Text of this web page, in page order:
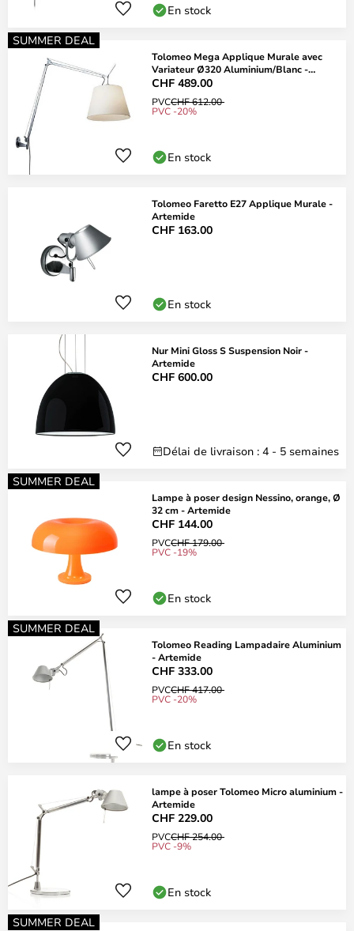
En stock
SUMMER DEAL
Tolomeo Mega Applique Murale avec
Variateur Ø320 Aluminium/Blanc -
Artemide
CHF 489.00
PVCCHF 612.00
PVC -20%
En stock
Tolomeo Faretto E27 Applique Murale -
Artemide
CHF 163.00
En stock
Nur Mini Gloss S Suspension Noir -
Artemide
CHF 600.00
Délai de livraison : 4 - 5 semaines
SUMMER DEAL
Lampe à poser design Nessino, orange, Ø
32 cm - Artemide
CHF 144.00
PVCCHF 179.00
PVC -19%
En stock
SUMMER DEAL
Tolomeo Reading Lampadaire Aluminium
- Artemide
CHF 333.00
PVCCHF 417.00
PVC -20%
En stock
lampe à poser Tolomeo Micro aluminium -
Artemide
CHF 229.00
PVCCHF 254.00
PVC -9%
En stock
SUMMER DEAL